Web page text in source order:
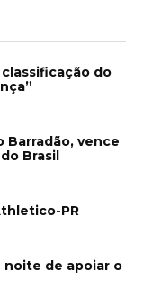
do
vence
Brasil
PR
noite de apoiar o